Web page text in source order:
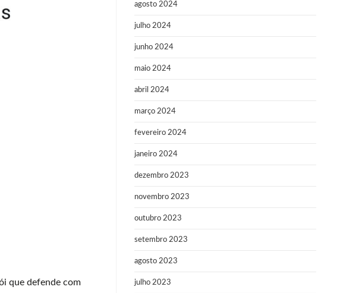
que defende com
agosto 2024
julho 2024
junho 2024
maio 2024
abril 2024
março 2024
fevereiro 2024
janeiro 2024
dezembro 2023
novembro 2023
outubro 2023
setembro 2023
agosto 2023
julho 2023